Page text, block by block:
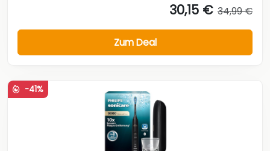
30,15 € 34,99 €
Zum Deal
-41%